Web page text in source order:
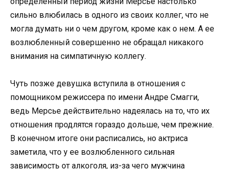
сильно влюбилась в одного из своих коллег, что не
могла думать ни о чем другом, кроме как о нем. А ее
возлюбленный совершенно не обращал никакого
внимания на симпатичную коллегу.
Чуть позже девушка вступила в отношения с
помощником режиссера по имени Андре Смагги,
ведь Мерсье действительно надеялась на то, что их
отношения продлятся гораздо дольше, чем прежние.
В конечном итоге они расписались, но актриса
заметила, что у ее возлюбленного сильная
зависимость от алкоголя, из-за чего мужчина